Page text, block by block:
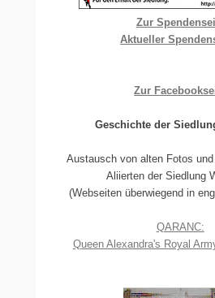
Zur
Aktueller
Zur
Geschichte der
Austausch von alten Fotos
Aliierten der Siedlung
(Webseiten überwiegend in
QARANC:
Queen Alexandra's Royal